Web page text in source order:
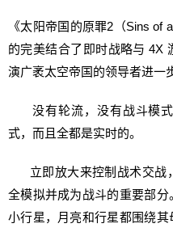
《太阳帝国的原罪2（Sins of
的完美结合了即时战略与 4X
演广袤太空帝国的领导者进一
没有轮流，没有战斗模式
式，而且全都是实时的。
立即放大来控制战术交战
全模拟并成为战斗的重要部
小行星，月亮和行星都围绕